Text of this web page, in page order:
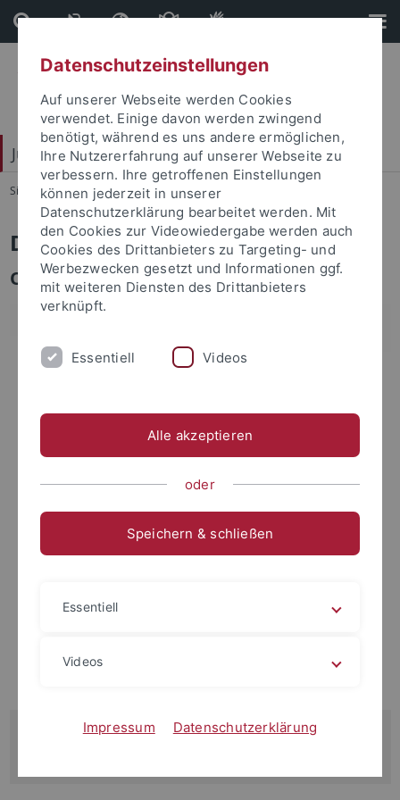
Direkt
zum
Inhalt
Direkt
zur
Fußleiste
Juristische Fakultät
Sie sind hier: Startseite ... Trück, Thomas
Dr. Thomas Trück
Oberstaatsanwalt
Kontakt
Datenschutzeinstellungen
Auf unserer Webseite werden Cookies
verwendet. Einige davon werden zwingend
benötigt, während es uns andere ermöglichen,
Ihre Nutzererfahrung auf unserer Webseite zu
verbessern. Ihre getroffenen Einstellungen
können jederzeit in unserer
Datenschutzerklärung bearbeitet werden. Mit
den Cookies zur Videowiedergabe werden auch
Cookies des Drittanbieters zu Targeting- und
Werbezwecken gesetzt und Informationen ggf.
mit weiteren Diensten des Drittanbieters
verknüpft.
Essentiell Videos
Alle akzeptieren
oder
Speichern & schließen
Essentiell
Videos
Impressum Datenschutzerklärung